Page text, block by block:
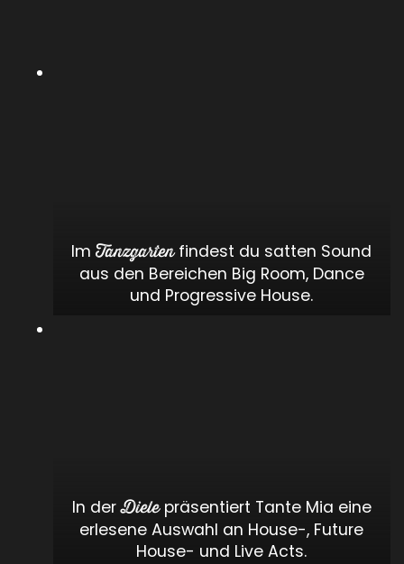
ImTanzgartenfindest du satten Sound
aus den Bereichen Big Room, Dance
und Progressive House.
In derDielepräsentiert Tante Mia eine
erlesene Auswahl an House-, Future
House- und Live Acts.